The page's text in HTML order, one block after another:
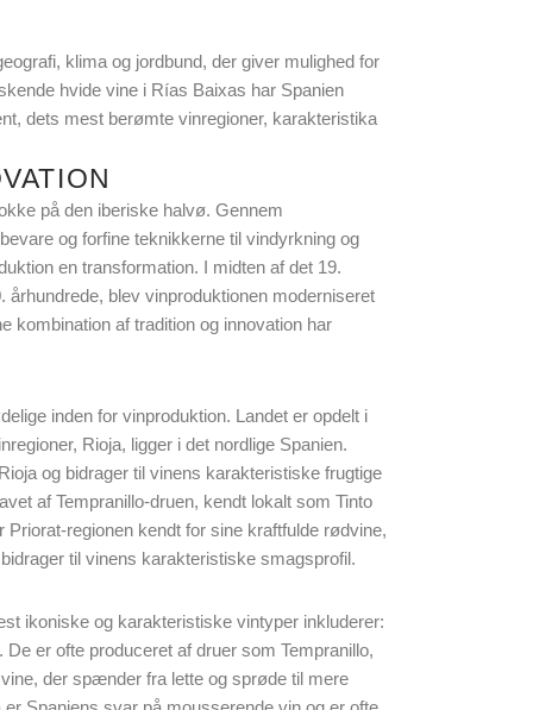
klima og jordbund, der giver mulighed for
hvide vine i Rías Baixas har Spanien
dets mest berømte vinregioner, karakteristika
på den iberiske halvø. Gennem
og forfine teknikkerne til vindyrkning og
en transformation. I midten af det 19.
blev vinproduktionen moderniseret
kombination af tradition og innovation har
inden for vinproduktion. Landet er opdelt i
Rioja, ligger i det nordlige Spanien.
og bidrager til vinens karakteristiske frugtige
af Tempranillo-druen, kendt lokalt som Tinto
regionen kendt for sine kraftfulde rødvine,
til vinens karakteristiske smagsprofil.
ikoniske og karakteristiske vintyper inkluderer:
er ofte produceret af druer som Tempranillo,
der spænder fra lette og sprøde til mere